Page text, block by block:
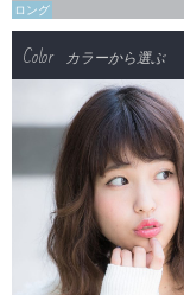
ロング
Color カラーから選ぶ